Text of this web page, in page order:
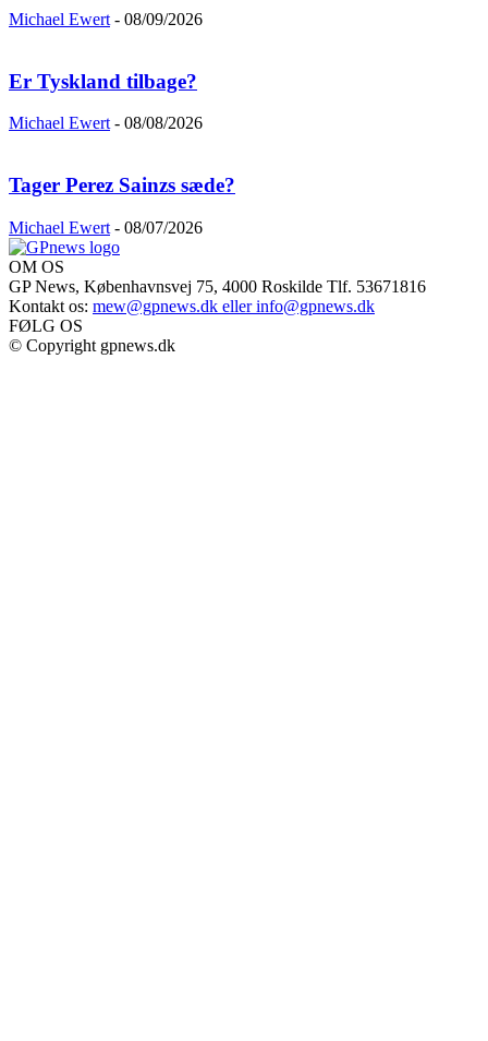
Michael Ewert - 08/09/2026
Er Tyskland tilbage?
Michael Ewert - 08/08/2026
Tager Perez Sainzs sæde?
Michael Ewert - 08/07/2026
OM OS
GP News, Københavnsvej 75, 4000 Roskilde Tlf. 53671816
Kontakt os: mew@gpnews.dk eller info@gpnews.dk
FØLG OS
© Copyright gpnews.dk